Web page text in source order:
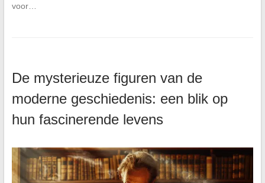
voor…
De mysterieuze figuren van de
moderne geschiedenis: een blik op
hun fascinerende levens